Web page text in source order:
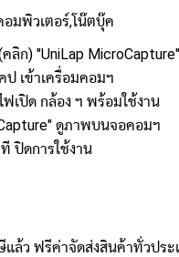
มพิวเตอร์,โน๊ตบุ๊ค
คลิก) "UniLap MicroCapture"
ป เข้าเครื่อมคอมฯ
เปิด กล้อง ฯ พร้อมใช้งาน
ดูภาพบนจอคอมฯ
ปิดการใช้งาน
แล้ว ฟรีค่าจัดส่งสินค้าทั่วประ